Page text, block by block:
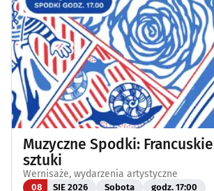
Muzyczne Spodki:
sztuki
Wernisaże, wydarzenia artystyczne
08 SIE 2026 Sobota godz. 17:00